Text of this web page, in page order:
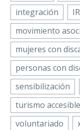
integración
movimiento
mujeres con
personas con
sensibilización
turismo accesible
voluntariado